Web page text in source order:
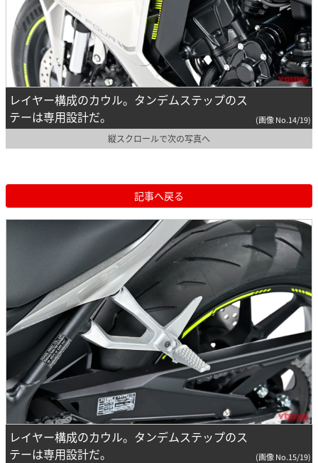
レイヤー構成のカウル。タンデムステップのス
テーは専用設計だ。
(画像 No.14/19)
縦スクロールで次の写真へ
記事へ戻る
レイヤー構成のカウル。タンデムステップのス
テーは専用設計だ。
(画像 No.15/19)